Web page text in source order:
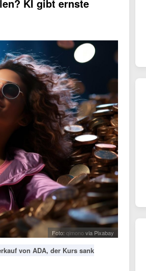
KI gibt ernste
Foto: qimonovia Pixabay
von ADA, der Kurs sank